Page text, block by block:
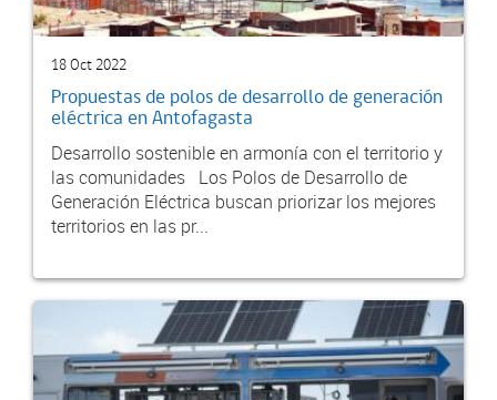
18 Oct 2022
Propuestas de polos de desarrollo de generación
eléctrica en Antofagasta
Desarrollo sostenible en armonía con el territorio y
las comunidades Los Polos de Desarrollo de
Generación Eléctrica buscan priorizar los mejores
territorios en las pr...